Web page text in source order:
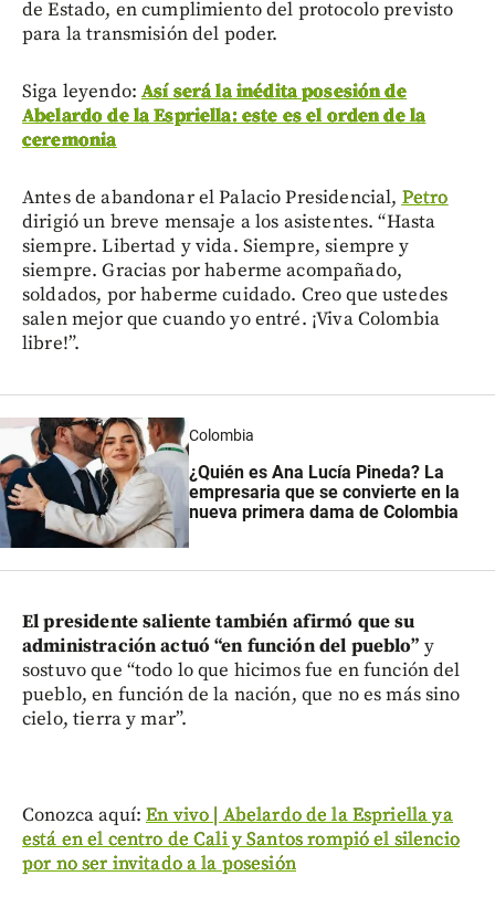
de Estado, en cumplimiento del protocolo previsto
para la transmisión del poder.
Siga leyendo:Así será la inédita posesión de
Abelardo de la Espriella: este es el orden de la
ceremonia
Antes de abandonar el Palacio Presidencial,Petro
dirigió un breve mensaje a los asistentes. “Hasta
siempre. Libertad y vida. Siempre, siempre y
siempre. Gracias por haberme acompañado,
soldados, por haberme cuidado. Creo que ustedes
salen mejor que cuando yo entré. ¡Viva Colombia
libre!”.
Colombia
¿Quién es Ana Lucía Pineda? La
empresaria que se convierte en la
nueva primera dama de Colombia
El presidente saliente también afirmó que su
administración actuó “en función del pueblo” y
sostuvo que “todo lo que hicimos fue en función del
pueblo, en función de la nación, que no es más sino
cielo, tierra y mar”.
Conozca aquí:En vivo | Abelardo de la Espriella ya
está en el centro de Cali y Santos rompió el silencio
por no ser invitado a la posesión